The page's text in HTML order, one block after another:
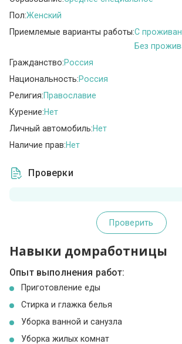
Пол:Женский
Приемлемые варианты работы:C
Без
Гражданство:Россия
Национальность:Россия
Религия:Православие
Курение:Нет
Личный автомобиль:Нет
Наличие прав:Нет
Проверки
Проверить
Навыки домработницы
Опыт выполнения работ:
Приготовление еды
Стирка и глажка белья
Уборка ванной и санузла
Уборка жилых комнат